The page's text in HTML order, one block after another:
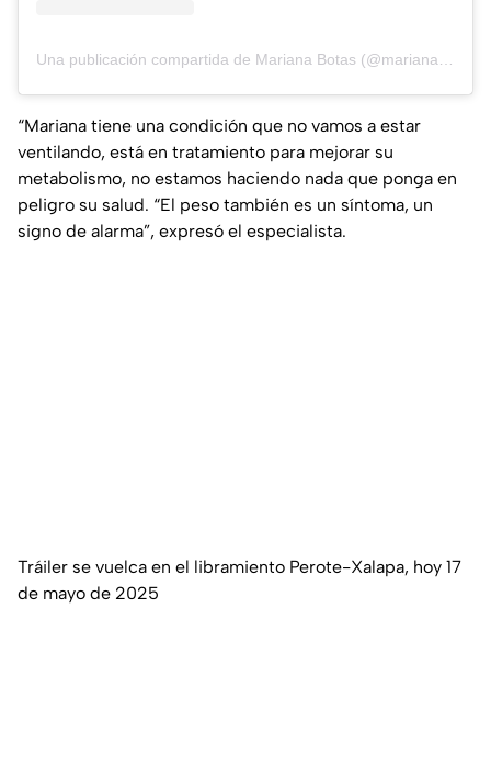
Una publicación compartida de Mariana Botas (@marianabotasl)
“Mariana tiene una condición que no vamos a estar
ventilando, está en tratamiento para mejorar su
metabolismo, no estamos haciendo nada que ponga en
peligro su salud. “El peso también es un síntoma, un
signo de alarma”, expresó el especialista.
Tráiler se vuelca en el libramiento Perote-Xalapa, hoy 17
de mayo de 2025